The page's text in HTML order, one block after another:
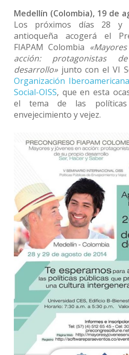
Medellín (Colombia), 19 de
Los próximos días 28 y
antioqueña acogerá el
FIAPAM Colombia
acción: protagonistas
desarrollo» junto con el VI
Organización
Social-OISS, que en esta
el tema de las políticas
envejecimiento y vejez.